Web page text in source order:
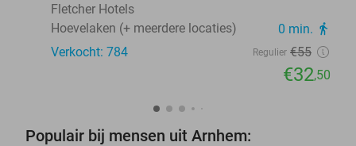
Fletcher Hotels
Hoevelaken (+ meerdere locaties)
0 min. directions_walk
Verkocht: 784 Regulier €55
€32,50
Populair bij mensen uit Arnhem: